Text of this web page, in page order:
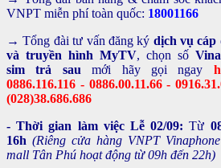
VNPT miễn phí toàn quốc: 18001166
→ Tổng đài tư vấn đăng ký dịch vụ cáp
và truyền hình MyTV, chọn số
sim trả sau mới hãy gọi ngay
0886.116.116 - 0886.00.11.66 -
(028)38.686.686
- Thời gian làm việc Lễ 02/09:Từ
16h (Riêng cửa hàng VNPT
mall Tân Phú hoạt động từ 09h đến 22h)